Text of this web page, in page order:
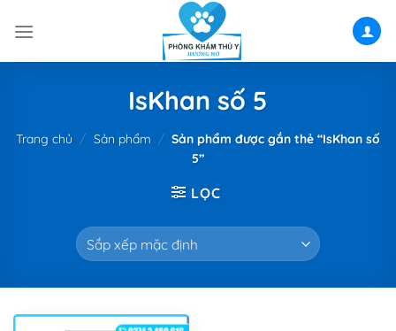
IsKhan số 5
Trang chủ / Sản phẩm / Sản phẩm được gắn thẻ “IsKhan số
5”
LỌC